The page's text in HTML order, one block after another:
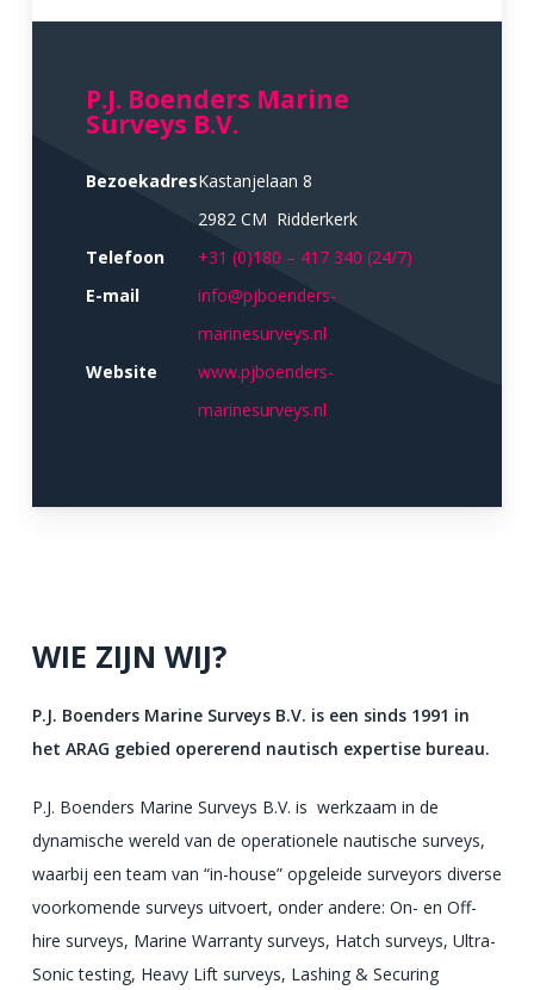
P.J. Boenders Marine
Surveys B.V.
BezoekadresKastanjelaan 8
2982 CM Ridderkerk
Telefoon
+31 (0)180 – 417 340 (24/7)
E-mail
info@pjboenders-
marinesurveys.nl
Website
www.pjboenders-
marinesurveys.nl
WIE ZIJN WIJ?
P.J. Boenders Marine Surveys B.V. is een sinds 1991 in
het ARAG gebied opererend nautisch expertise bureau.
P.J. Boenders Marine Surveys B.V. is werkzaam in de
dynamische wereld van de operationele nautische surveys,
waarbij een team van “in-house” opgeleide surveyors diverse
voorkomende surveys uitvoert, onder andere: On- en Off-
hire surveys, Marine Warranty surveys, Hatch surveys, Ultra-
Sonic testing, Heavy Lift surveys, Lashing & Securing